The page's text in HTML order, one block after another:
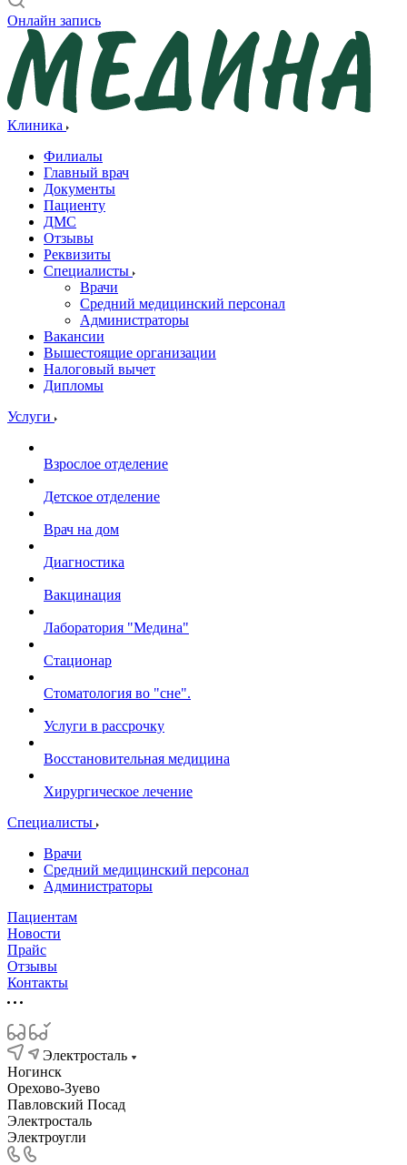
Онлайн запись
Клиника
Филиалы
Главный врач
Документы
Пациенту
ДМС
Отзывы
Реквизиты
Специалисты
Врачи
Средний медицинский персонал
Администраторы
Вакансии
Вышестоящие организации
Налоговый вычет
Дипломы
Услуги
Взрослое отделение
Детское отделение
Врач на дом
Диагностика
Вакцинация
Лаборатория "Медина"
Стационар
Стоматология во "сне".
Услуги в рассрочку
Восстановительная медицина
Хирургическое лечение
Специалисты
Врачи
Средний медицинский персонал
Администраторы
Пациентам
Новости
Прайс
Отзывы
Контакты
Электросталь
Ногинск
Орехово-Зуево
Павловский Посад
Электросталь
Электроугли